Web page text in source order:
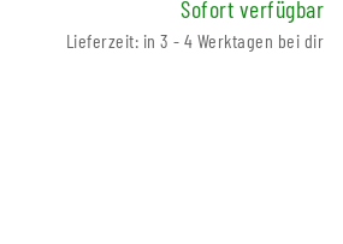
Sofort verfügbar
Lieferzeit: in 3 - 4 Werktagen bei dir